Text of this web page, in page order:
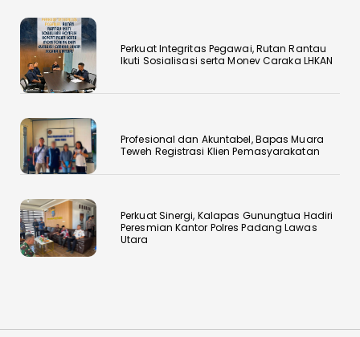
Perkuat Integritas Pegawai, Rutan Rantau
Ikuti Sosialisasi serta Monev Caraka LHKAN
‎Profesional dan Akuntabel, Bapas Muara
Teweh Registrasi Klien Pemasyarakatan
Perkuat Sinergi, Kalapas Gunungtua Hadiri
Peresmian Kantor Polres Padang Lawas
Utara